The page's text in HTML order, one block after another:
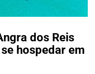
dos Reis
hospedar em